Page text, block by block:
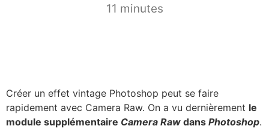
11 minutes
Créer un effet vintage Photoshop peut se faire
rapidement avec Camera Raw. On a vu dernièrement le
module supplémentaire Camera Raw dans Photoshop.